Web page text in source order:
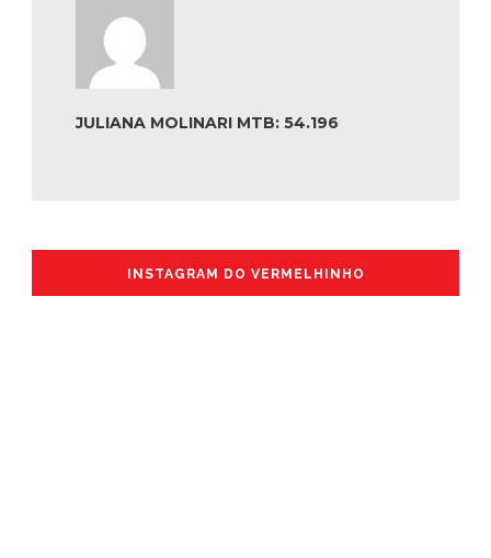
JULIANA MOLINARI MTB: 54.196
INSTAGRAM DO VERMELHINHO